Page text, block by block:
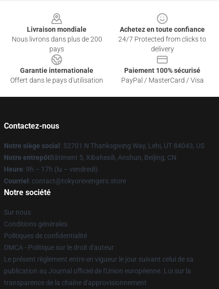
Livraison mondiale
Nous livrons dans plus de 200
pays
Achetez en toute confiance
24/7 Protected from clicks to
delivery
Garantie internationale
Offert dans le pays d'utilisation
Paiement 100% sécurisé
PayPal / MasterCard / Visa
Contactez-nous
Notre siège social : 52701 N Thanksgiving Way, Lehi, UT 84043, US
Notre entrepôtBâtiment 5, Xibahexili, Anshun, Beijing, CN
Heure: 9h – 17h (lu – vendredi)
Courriel : contact@tokyorevengers.store
Notre société
Sur nous
Conditions générales
Politiques de confidentialité
DMCA - Politique sur le droit d'auteur
Le présent règlement entre en vigueur le jour suivant celui de sa
publication au Journal officiel de l'Union européenne. Loi sur la
transparence de la chaîne d'approvisionnement